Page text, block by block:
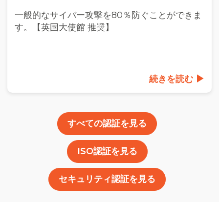
一般的なサイバー攻撃を80％防ぐことができま
す。【英国大使館 推奨】
続きを読む
すべての認証を見る
ISO認証を見る
セキュリティ認証を見る